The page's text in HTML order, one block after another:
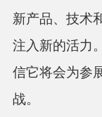
新产品、技术
注入新的活力
信它将会为参
战。